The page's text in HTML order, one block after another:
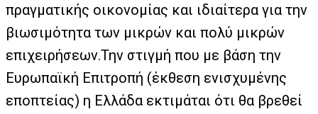
πραγματικής οικονομίας και ιδιαίτερα για την
βιωσιμότητα των μικρών και πολύ μικρών
επιχειρήσεων.Την στιγμή που με βάση την
Ευρωπαϊκή Επιτροπή (έκθεση ενισχυμένης
εποπτείας) η Ελλάδα εκτιμάται ότι θα βρεθεί